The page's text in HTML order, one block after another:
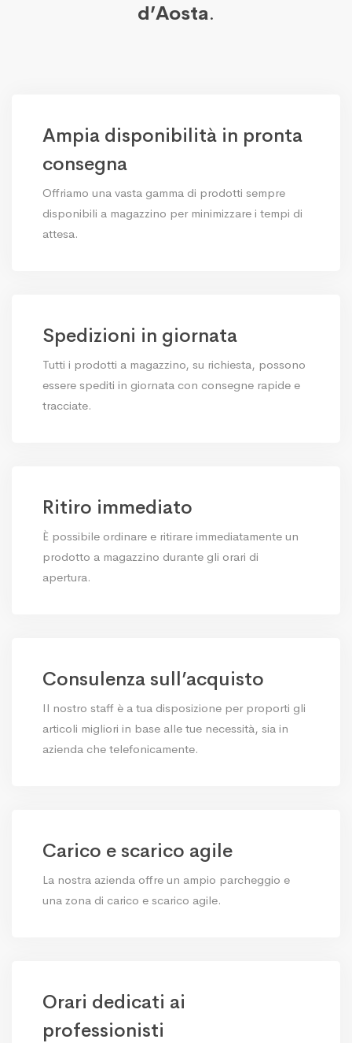
d’Aosta.
Ampia disponibilità in pronta
consegna
Offriamo una vasta gamma di prodotti sempre
disponibili a magazzino per minimizzare i tempi di
attesa.
Spedizioni in giornata
Tutti i prodotti a magazzino, su richiesta, possono
essere spediti in giornata con consegne rapide e
tracciate.
Ritiro immediato
È possibile ordinare e ritirare immediatamente un
prodotto a magazzino durante gli orari di
apertura.
Consulenza sull’acquisto
Il nostro staff è a tua disposizione per proporti gli
articoli migliori in base alle tue necessità, sia in
azienda che telefonicamente.
Carico e scarico agile
La nostra azienda offre un ampio parcheggio e
una zona di carico e scarico agile.
Orari dedicati ai
professionisti